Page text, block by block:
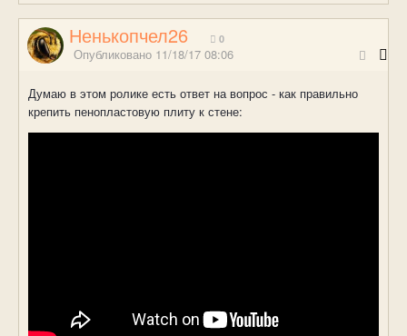
Ненькопчел26 0
Опубликовано 11/18/17 08:06
Думаю в этом ролике есть ответ на вопрос - как правильно
крепить пенопластовую плиту к стене: